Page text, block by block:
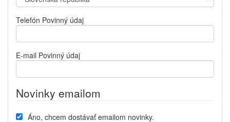
Telefón Povinný údaj
E-mail Povinný údaj
Novinky emailom
Áno, chcem dostávať emailom novinky.